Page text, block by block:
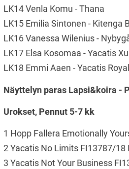
LK14 Venla Komu - Thana
LK15 Emilia Sintonen - Kitenga
LK16 Vanessa Wilenius -
LK17 Elsa Kosomaa - Yacatis
LK18 Emmi Aaen - Yacatis
Näyttelyn paras Lapsi&koira -
Urokset, Pennut 5-7 kk
1 Hopp Fallera Emotionally
2 Yacatis No Limits FI13787/18
3 Yacatis Not Your Business